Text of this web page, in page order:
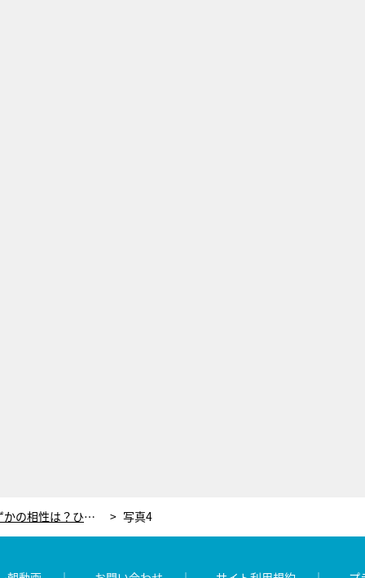
『ドラえもん』のび太としずかの相性は？ひみつ道具で新婚生活を疑似体験 ！ 写真4